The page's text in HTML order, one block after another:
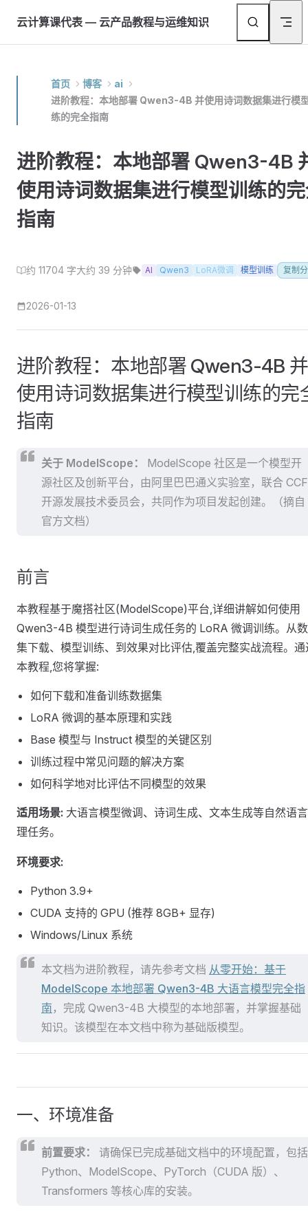
Skip to content
云计算课代表 — 云产品教程与运维知识
首页 博客
ai
进阶教程：本地部署 Qwen3-4B 并使用诗词数据集进行模
练的完全指南
进阶教程：本地部署 Qwen3-4B
使用诗词数据集进行模型训练的
指南
约 11704 字大约 39 分钟 AI Qwen3 LoRA微调 模型训练 复制
2026-01-13
进阶教程：本地部署 Qwen3-4B 并
使用诗词数据集进行模型训练的完
指南
关于 ModelScope：
ModelScope 社区是一个模型开
源社区及创新平台，由阿里巴巴通义实验室，联合 CCF
开源发展技术委员会，共同作为项目发起创建。（摘自
官方文档）
前言
本教程基于魔搭社区(ModelScope)平台,详细讲解如何使用
Qwen3-4B 模型进行诗词生成任务的 LoRA 微调训练。从
集下载、模型训练、到效果对比评估,覆盖完整实战流程。通
本教程,您将掌握:
如何下载和准备训练数据集
LoRA 微调的基本原理和实践
Base 模型与 Instruct 模型的关键区别
训练过程中常见问题的解决方案
如何科学地对比评估不同模型的效果
适用场景: 大语言模型微调、诗词生成、文本生成等自然语
理任务。
环境要求:
Python 3.9+
CUDA 支持的 GPU (推荐 8GB+ 显存)
Windows/Linux 系统
本文档为进阶教程，请先参考文档 从零开始：基于
ModelScope 本地部署 Qwen3-4B 大语言模型完全指
南 ，完成 Qwen3-4B 大模型的本地部署，并掌握基础
知识。该模型在本文档中称为基础版模型。
一、环境准备
前置要求：
请确保已完成基础文档中的环境配置，包括
Python、ModelScope、PyTorch（CUDA 版）、
Transformers 等核心库的安装。